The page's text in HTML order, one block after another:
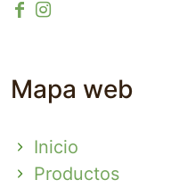
Mapa web
Inicio
Productos